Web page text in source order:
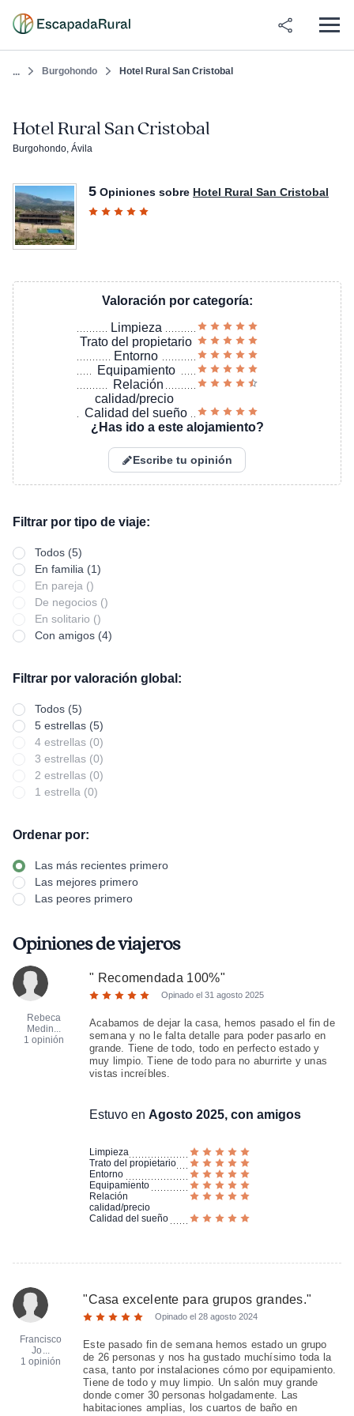
... Burgohondo Hotel Rural San Cristobal
Hotel Rural San Cristobal
Burgohondo, Ávila
5 Opiniones sobre Hotel Rural San Cristobal
Valoración por categoría:
Limpieza
Trato del propietario
Entorno
Equipamiento
Relación
calidad/precio
Calidad del sueño
¿Has ido a este alojamiento?
Escribe tu opinión
Filtrar por tipo de viaje:
Todos (5)
En familia (1)
En pareja ()
De negocios ()
En solitario ()
Con amigos (4)
Filtrar por valoración global:
Todos (5)
5 estrellas (5)
4 estrellas (0)
3 estrellas (0)
2 estrellas (0)
1 estrella (0)
Ordenar por:
Las más recientes primero
Las mejores primero
Las peores primero
Opiniones de viajeros
Rebeca
Medin...
1 opinión
" Recomendada 100%"
Opinado el31 agosto 2025
Acabamos de dejar la casa, hemos pasado el fin de
semana y no le falta detalle para poder pasarlo en
grande. Tiene de todo, todo en perfecto estado y
muy limpio. Tiene de todo para no aburrirte y unas
vistas increíbles.
Estuvo en Agosto 2025, con amigos
Limpieza
Trato del propietario
Entorno
Equipamiento
Relación
calidad/precio
Calidad del sueño
Francisco
Jo...
1 opinión
"Casa excelente para grupos grandes."
Opinado el28 agosto 2024
Este pasado fin de semana hemos estado un grupo
de 26 personas y nos ha gustado muchísimo toda la
casa, tanto por instalaciones cómo por equipamiento.
Tiene de todo y muy limpio. Un salón muy grande
donde comer 30 personas holgadamente. Las
habitaciones amplias, los cuartos de baño en